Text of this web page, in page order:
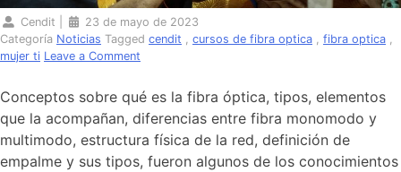
Cendit
23 de mayo de 2023
Categoría Noticias Tagged cendit , cursos de fibra optica , fibra optica ,
mujer ti Leave a Comment
se
capacitan
en
fibra
óptica
Conceptos sobre qué es la fibra óptica, tipos, elementos
que la acompañan, diferencias entre fibra monomodo y
multimodo, estructura física de la red, definición de
empalme y sus tipos, fueron algunos de los conocimientos